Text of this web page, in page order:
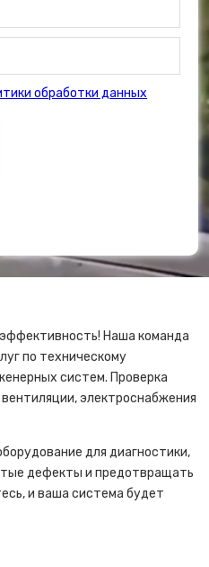
обработки данных
Наша команда
по техническому
систем. Проверка
электроснабжения
для диагностики,
дефекты и предотвращать
и ваша система будет